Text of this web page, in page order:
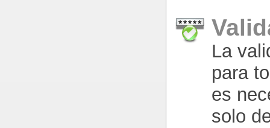
La
para
es
solo